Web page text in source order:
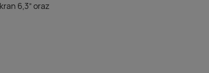
6,3” oraz